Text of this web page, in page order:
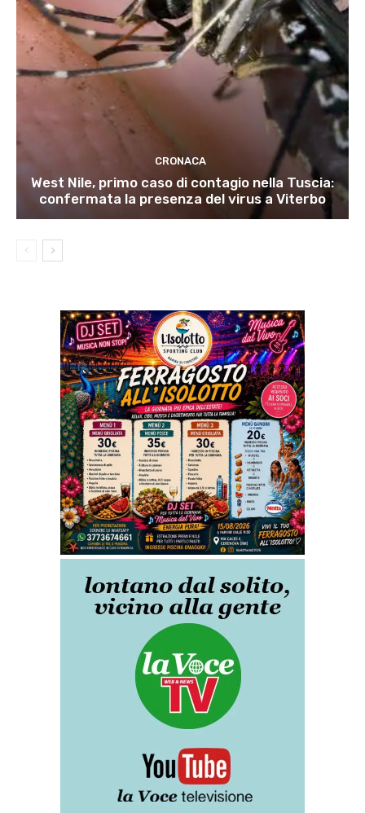
CRONACA
West Nile, primo caso di contagio nella Tuscia:
confermata la presenza del virus a Viterbo